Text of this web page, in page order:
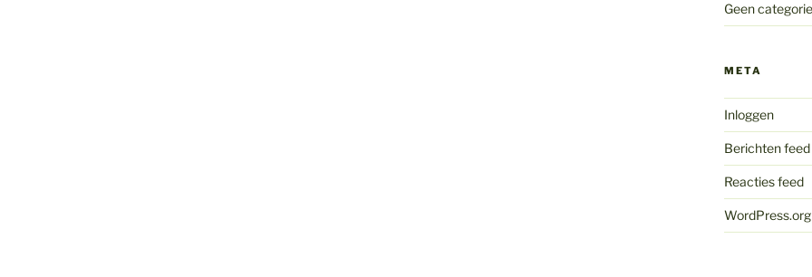
Geen categorie
META
Inloggen
Berichten feed
Reacties feed
WordPress.org